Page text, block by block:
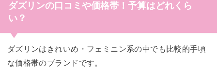
ダズリンの口コミや価格帯！予算はどれくら
い？
ダズリンはきれいめ・ フェミニン系の中でも比較的手頃
な価格帯のブランドです。